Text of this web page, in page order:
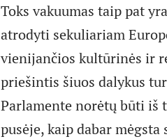
Toks vakuumas taip pat
atrodyti sekuliariam
vienijančios kultūrinės ir
priešintis šiuos dalykus
Parlamente norėtų būti iš
pusėje, kaip dabar